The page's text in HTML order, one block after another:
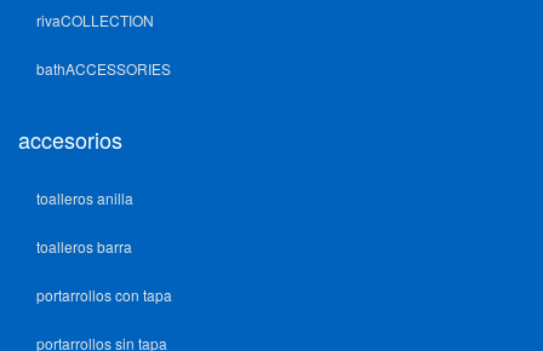
rivaCOLLECTION
bathACCESSORIES
accesorios
toalleros anilla
toalleros barra
portarrollos con tapa
portarrollos sin tapa